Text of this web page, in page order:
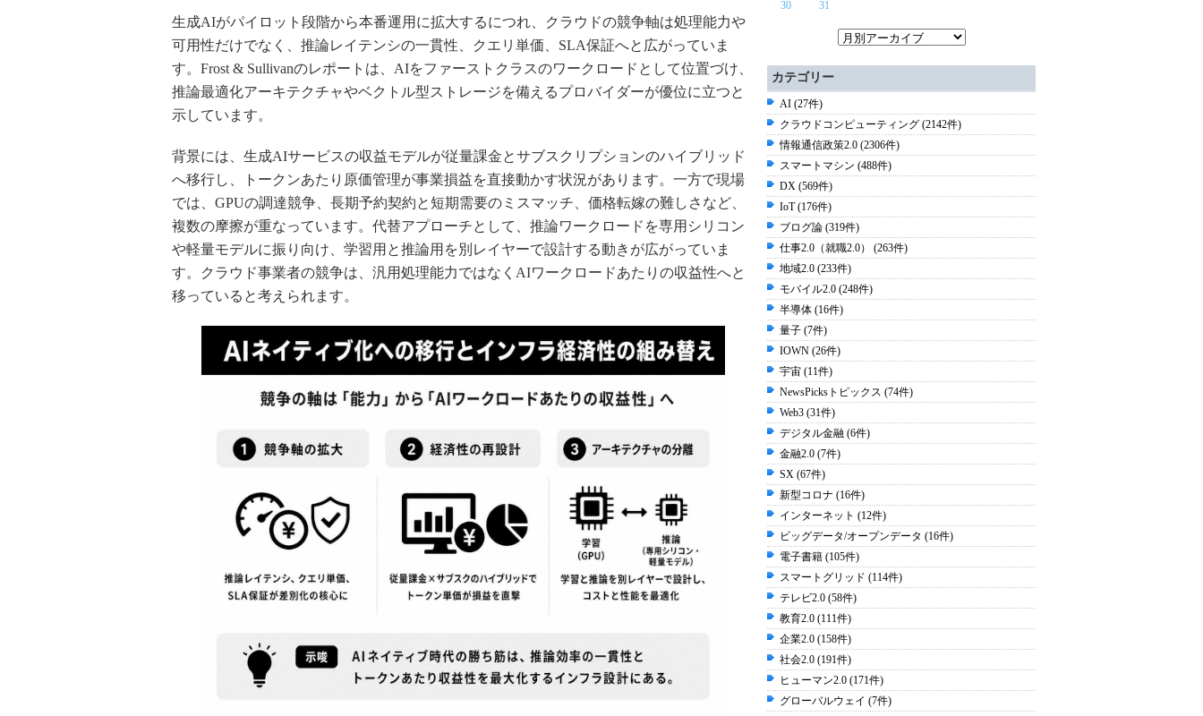
生成AIがパイロット段階から本番運用に拡大するにつれ、クラウドの競争軸は処理能力や
可用性だけでなく、推論レイテンシの一貫性、クエリ単価、SLA保証へと広がっていま
す。Frost & Sullivanのレポートは、AIをファーストクラスのワークロードとして位置づけ、
推論最適化アーキテクチャやベクトル型ストレージを備えるプロバイダーが優位に立つと
示しています。
背景には、生成AIサービスの収益モデルが従量課金とサブスクリプションのハイブリッド
へ移行し、トークンあたり原価管理が事業損益を直接動かす状況があります。一方で現場
では、GPUの調達競争、長期予約契約と短期需要のミスマッチ、価格転嫁の難しさなど、
複数の摩擦が重なっています。代替アプローチとして、推論ワークロードを専用シリコン
や軽量モデルに振り向け、学習用と推論用を別レイヤーで設計する動きが広がっていま
す。クラウド事業者の競争は、汎用処理能力ではなくAIワークロードあたりの収益性へと
移っていると考えられます。
30 31
カテゴリー
AI (27件)
クラウドコンピューティング (2142件)
情報通信政策2.0 (2306件)
スマートマシン (488件)
DX (569件)
IoT (176件)
ブログ論 (319件)
仕事2.0（就職2.0） (263件)
地域2.0 (233件)
モバイル2.0 (248件)
半導体 (16件)
量子 (7件)
IOWN (26件)
宇宙 (11件)
NewsPicksトピックス (74件)
Web3 (31件)
デジタル金融 (6件)
金融2.0 (7件)
SX (67件)
新型コロナ (16件)
インターネット (12件)
ビッグデータ/オープンデータ (16件)
電子書籍 (105件)
スマートグリッド (114件)
テレビ2.0 (58件)
教育2.0 (111件)
企業2.0 (158件)
社会2.0 (191件)
ヒューマン2.0 (171件)
グローバルウェイ (7件)